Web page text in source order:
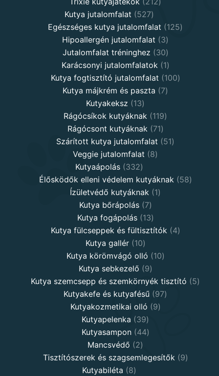
Kutya jutalomfalat 527527
products
Egészséges kutya jutalomfalat 125125
Hipoallergén jutalomfalat 33
products
Jutalomfalat tréninghez 3030
products
Karácsonyi jutalomfalatok 11
product
Kutya fogtisztító jutalomfalat 100100
Kutya májkrém és paszta 77
Kutyakeksz 1313
products
Rágócsíkok kutyáknak 119119
Rágócsont kutyáknak 7171
products
Szárított kutya jutalomfalat 5151
Veggie jutalomfalat 88
Kutyaápolás 332332
products
Élősködők elleni védelem kutyáknak 5858
Ízületvédő kutyáknak 11
Kutya bőrápolás 77
products
Kutya fogápolás 1313
products
Kutya fülcseppek és fültisztítók 44
Kutya gallér 1010
products
Kutya körömvágó olló 1010
Kutya sebkezelő 99
products
Kutya szemcsepp és szemkörnyék tisztító 55
Kutyakefe és kutyafésű 9797
Kutyakozmetikai olló 99
Kutyapelenka 3939
products
Kutyasampon 4444
Mancsvédő 22
products
Tisztítószerek és szagsemlegesítők 99
Kutyabiléta 88